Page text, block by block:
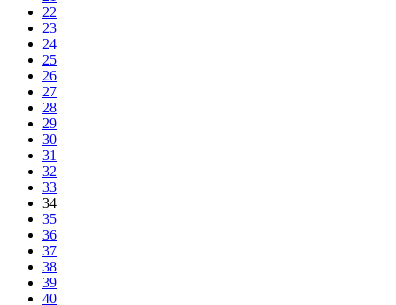
22
23
24
25
26
27
28
29
30
31
32
33
34
35
36
37
38
39
40